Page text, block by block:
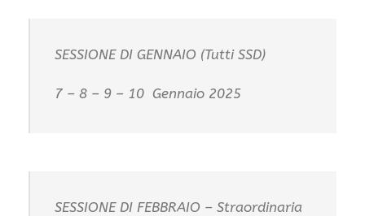
SESSIONE DI GENNAIO (Tutti SSD)
7 – 8 – 9 – 10 Gennaio 2025
SESSIONE DI FEBBRAIO – Straordinaria